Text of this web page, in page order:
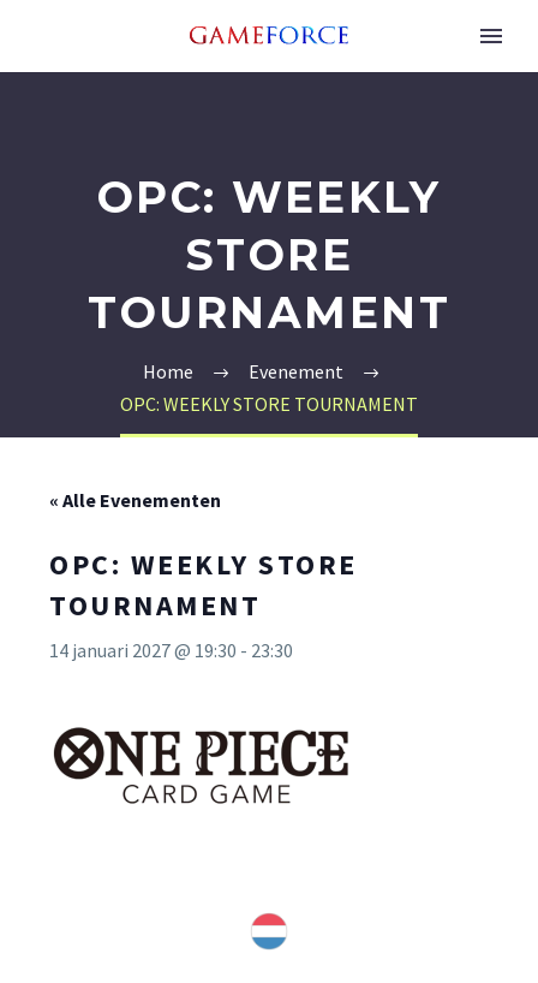
OPC: WEEKLY
STORE
TOURNAMENT
Home
Evenement
OPC: WEEKLY STORE TOURNAMENT
« Alle Evenementen
OPC: WEEKLY STORE
TOURNAMENT
14 januari 2027 @ 19:30 - 23:30